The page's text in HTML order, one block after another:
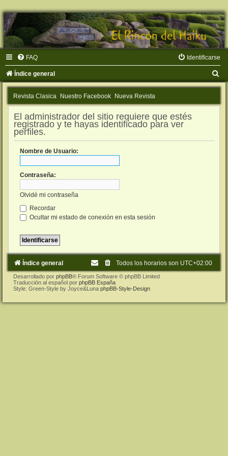
FAQ Identificarse
Índice general
u
Revista Clasica Nuestro Facebook Nueva Revista
El administrador del sitio requiere que estés
registrado y te hayas identificado para ver
perfiles.
Nombre de Usuario:
Contraseña:
Olvidé mi contraseña
Recordar
Ocultar mi estado de conexión en esta sesión
Índice general Todos los horarios son UTC+02:00
Desarrollado por phpBB® Forum Software © phpBB Limited
Traducción al español por phpBB España
Style: Green-Style by Joyce&Luna phpBB-Style-Design